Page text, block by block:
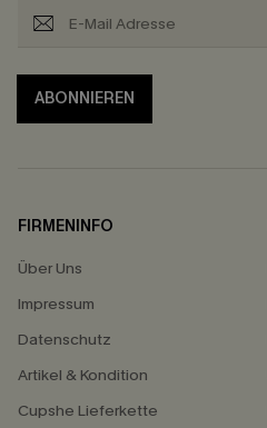
ABONNIEREN
FIRMENINFO
Über Uns
Impressum
Datenschutz
Artikel & Kondition
Cupshe Lieferkette